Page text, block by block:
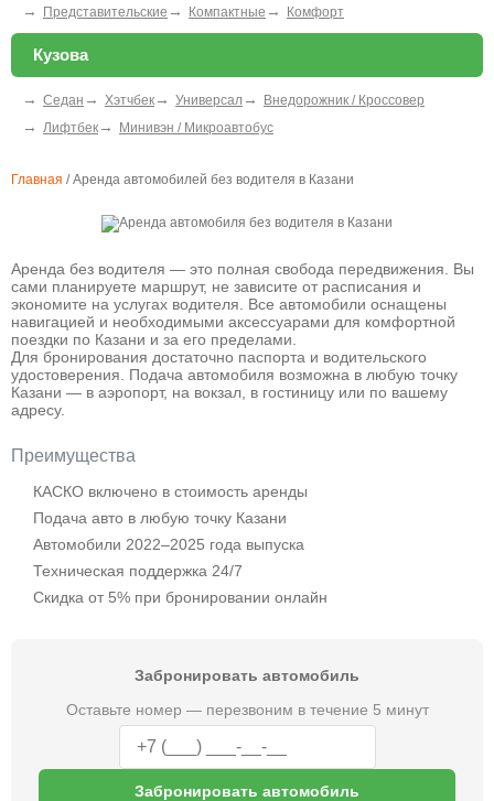
→ Представительские → Компактные → Комфорт
Кузова
→ Седан → Хэтчбек → Универсал → Внедорожник / Кроссовер
→ Лифтбек → Минивэн / Микроавтобус
Главная / Аренда автомобилей без водителя в Казани
Аренда без водителя — это полная свобода передвижения. Вы
сами планируете маршрут, не зависите от расписания и
экономите на услугах водителя. Все автомобили оснащены
навигацией и необходимыми аксессуарами для комфортной
поездки по Казани и за его пределами.
Для бронирования достаточно паспорта и водительского
удостоверения. Подача автомобиля возможна в любую точку
Казани — в аэропорт, на вокзал, в гостиницу или по вашему
адресу.
Преимущества
КАСКО включено в стоимость аренды
Подача авто в любую точку Казани
Автомобили 2022–2025 года выпуска
Техническая поддержка 24/7
Скидка от 5% при бронировании онлайн
Забронировать автомобиль
Оставьте номер — перезвоним в течение 5 минут
Забронировать автомобиль